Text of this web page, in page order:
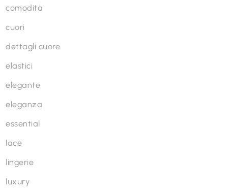
comodità
cuori
dettagli cuore
elastici
elegante
eleganza
essential
lace
lingerie
luxury